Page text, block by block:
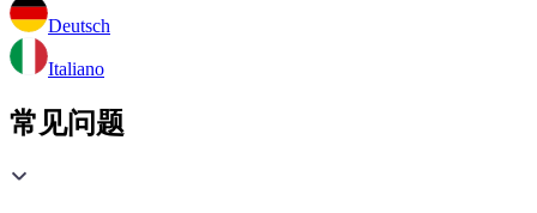
Deutsch
Italiano
常见问题